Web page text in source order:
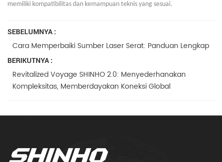
memiliki kompatibilitas dan kemampuan teknis yang sesuai.
SEBELUMNYA :
Cara Memperbaiki Sumber Laser Serat: Panduan Lengkap
BERIKUTNYA :
Revitalized Voyage SHINHO 2.0: Menyederhanakan
Kompleksitas, Memberdayakan Koneksi Global